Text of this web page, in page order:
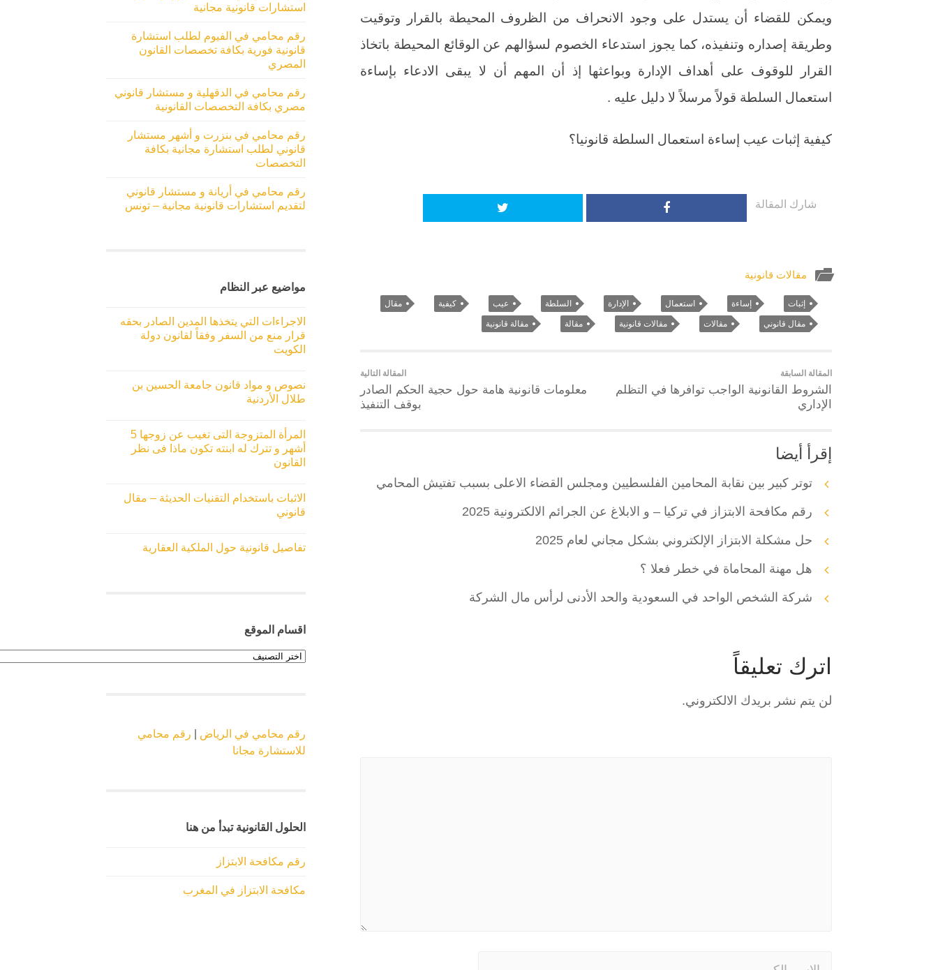
ويمكن للقضاء أن يستدل على وجود الانحراف من الظروف المحيطة بالقرار وتوقيت
وطريقة إصداره وتنفيذه، كما يجوز استدعاء الخصوم لسؤالهم عن الوقائع المحيطة باتخاذ
القرار للوقوف على أهداف الإدارة وبواعثها إذ أن المهم أن لا يبقى الادعاء بإساءة
استعمال السلطة قولاً مرسلاً لا دليل عليه .
كيفية إثبات عيب إساءة استعمال السلطة قانونيا؟
شارك المقالة
مقالات قانونية
إثبات إساءة استعمال الإدارة السلطة عيب كيفية مقال
مقال قانوني مقالات مقالات قانونية مقالة مقالة قانونية
المقالة السابقة
الشروط القانونية الواجب توافرها في التظلم
الإداري
المقالة التالية
معلومات قانونية هامة حول حجية الحكم الصادر
بوقف التنفيذ
إقرأ أيضا
توتر كبير بين نقابة المحامين الفلسطيين ومجلس القضاء الاعلى بسبب تفتيش المحامي
رقم مكافحة الابتزاز في تركيا – و الابلاغ عن الجرائم الالكترونية 2025
حل مشكلة الابتزاز الإلكتروني بشكل مجاني لعام 2025
هل مهنة المحاماة في خطر فعلا ؟
شركة الشخص الواحد في السعودية والحد الأدنى لرأس مال الشركة
اترك تعليقاً
لن يتم نشر بريدك الالكتروني.
استشارات قانونية مجانية
رقم محامي في الفيوم لطلب استشارة
قانونية فورية بكافة تخصصات القانون
المصري
رقم محامي في الدقهلية و مستشار قانوني
مصري بكافة التخصصات القانونية
رقم محامي في بنزرت و أشهر مستشار
قانوني لطلب استشارة مجانية بكافة
التخصصات
رقم محامي في أريانة و مستشار قانوني
لتقديم استشارات قانونية مجانية – تونس
مواضيع عبر النظام
الاجراءات التي يتخذها المدين الصادر بحقه
قرار منع من السفر وفقاً لقانون دولة
الكويت
نصوص و مواد قانون جامعة الحسين بن
طلال الأردنية
المرأة المتزوجة التى تغيب عن زوجها 5
أشهر و تترك له ابنته تكون ماذا فى نظر
القانون
الاثبات باستخدام التقنيات الحديثة – مقال
قانوني
تفاصيل قانونية حول الملكية العقارية
اقسام الموقع
اقسام
الموقع
رقم محامي في الرياض
رقم محامي
للاستشارة مجانا
الحلول القانونية تبدأ من هنا
رقم مكافحة الابتزاز
مكافحة الابتزاز في المغرب